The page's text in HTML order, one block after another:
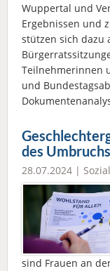
Wuppertal und
Ergebnissen und
stützen sich dazu
Teilnehmerinnen
und
des Umbruchs
28.07.2024 |
sind Frauen an